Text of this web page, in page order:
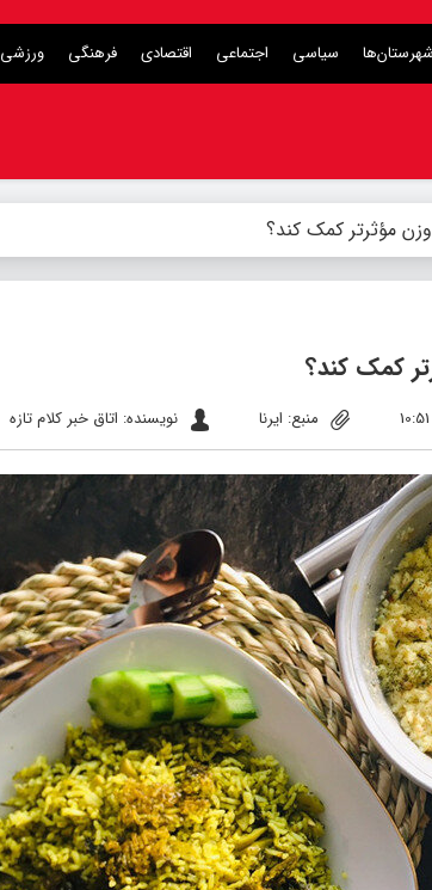
شهرستان‌ها سیاسی اجتماعی اقتصادی فرهنگی ورزشی
مؤثرتر کمک کند؟
کمک کند؟
منبع: ایرنا نویسنده: اتاق خبر کلام تازه